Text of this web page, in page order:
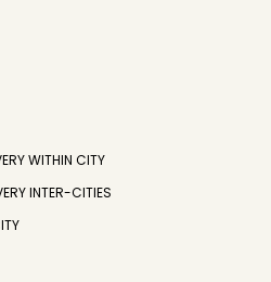
WITHIN CITY
INTER-CITIES